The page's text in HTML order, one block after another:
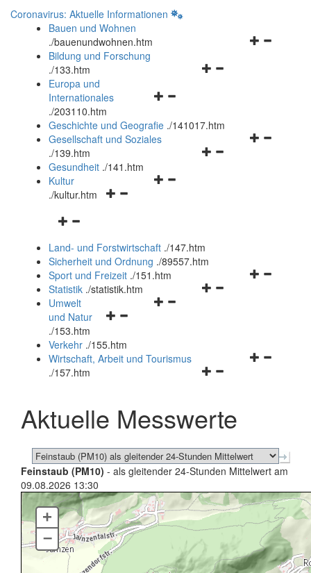
Coronavirus: Aktuelle Informationen
Bauen und Wohnen
./bauenundwohnen.htm
Navigationsmenü
Bildung und Forschung
./133.htm
Navigationsmenü
und
schließen
Europa und
Internationales
./203110.htm
Geschichte und Geografie ./141017.htm
Navigationsmenü
Gesellschaft und Soziales
./139.htm
Navigationsmenü
Gesundheit ./141.htm
Navigationsmenü
Kultur
./kultur.htm
Navigationsmenü
und
schließen
Land- und Forstwirtschaft ./147.htm
Sicherheit und Ordnung ./89557.htm
Navigationsmenü
Sport und Freizeit ./151.htm
Navigationsmenü
Statistik ./statistik.htm
Navigationsmenü
und
schließen
Umwelt
und Natur
./153.htm
Verkehr ./155.htm
Navigationsmenü
schließen
Wirtschaft, Arbeit und Tourismus
./157.htm
Aktuelle Messwerte
Feinstaub (PM10) - als gleitender 24-Stunden Mittelwert am
09.08.2026 13:30
+
–